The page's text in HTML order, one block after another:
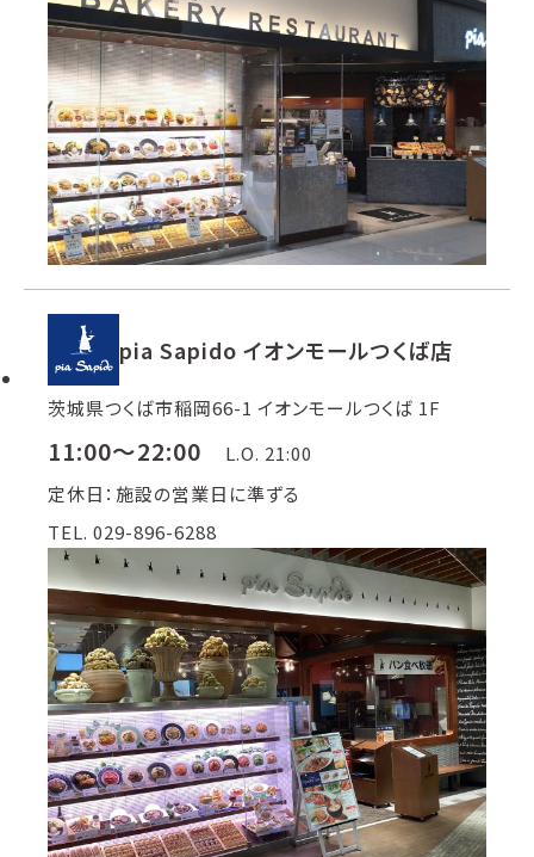
pia Sapido イオンモールつくば店
茨城県つくば市稲岡66-1 イオンモールつくば 1F
11:00～22:00
L.O. 21:00
定休日：施設の営業日に準ずる
TEL. 029-896-6288